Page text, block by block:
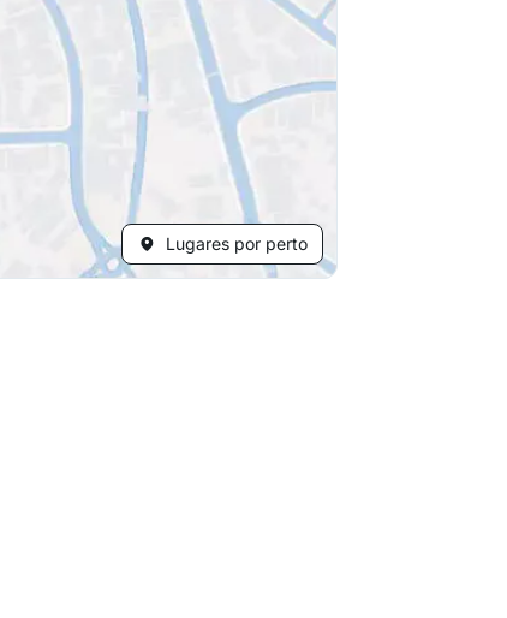
Lugares por perto